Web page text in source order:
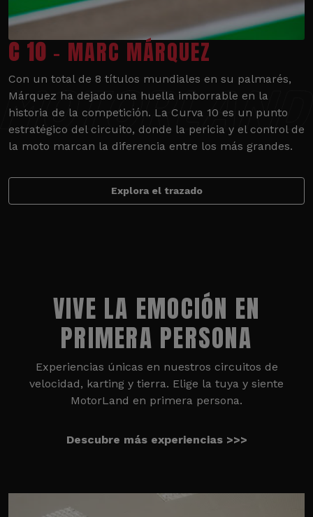
C 10 - MARC MÁRQUEZ
Con un total de 8 títulos mundiales en su palmarés,
Márquez ha dejado una huella imborrable en la
historia de la competición. La Curva 10 es un punto
estratégico del circuito, donde la pericia y el control de
la moto marcan la diferencia entre los más grandes.
Explora el trazado
VIVE LA EMOCIÓN EN
PRIMERA PERSONA
Experiencias únicas en nuestros circuitos de
velocidad, karting y tierra. Elige la tuya y siente
MotorLand en primera persona.
Descubre más experiencias >>>